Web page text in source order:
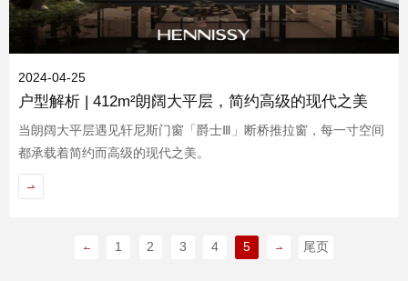
品质服务
2024-04-25
户型解析 | 412m²朗阔大平层，简约高级的现代之美
当朗阔大平层遇见轩尼斯门窗「爵士Ⅲ」断桥推拉窗，每一寸空间
都承载着简约而高级的现代之美。
1 2 3 4 5 尾页